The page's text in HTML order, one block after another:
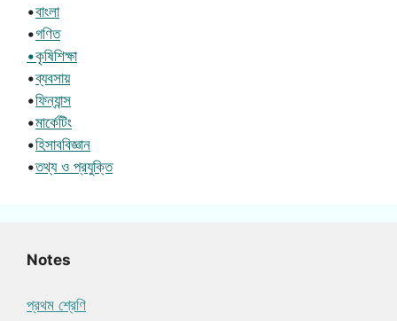
•বাংলা
•গণিত
•কৃষিশিক্ষা
•ব্যবসায়
•ফিন্যান্স
•মার্কেটিং
•হিসাববিজ্ঞান
•তথ্য ও প্রযুক্তি
Notes
প্রথম শ্রেণি